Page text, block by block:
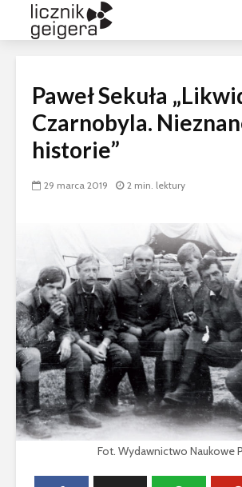
Paweł Sekuła
Czarnobyla.
historie”
29 marca 2019 2 min. lektury
Fot. Wydawnictwo Naukowe